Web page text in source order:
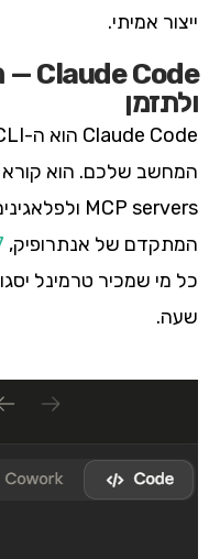
ייצור אמיתי.
ולתזמן
המחשב שלכם. הוא קורא
המתקדם של אנתרופיק,
כל מי שמכיר טרמינל
שעה.